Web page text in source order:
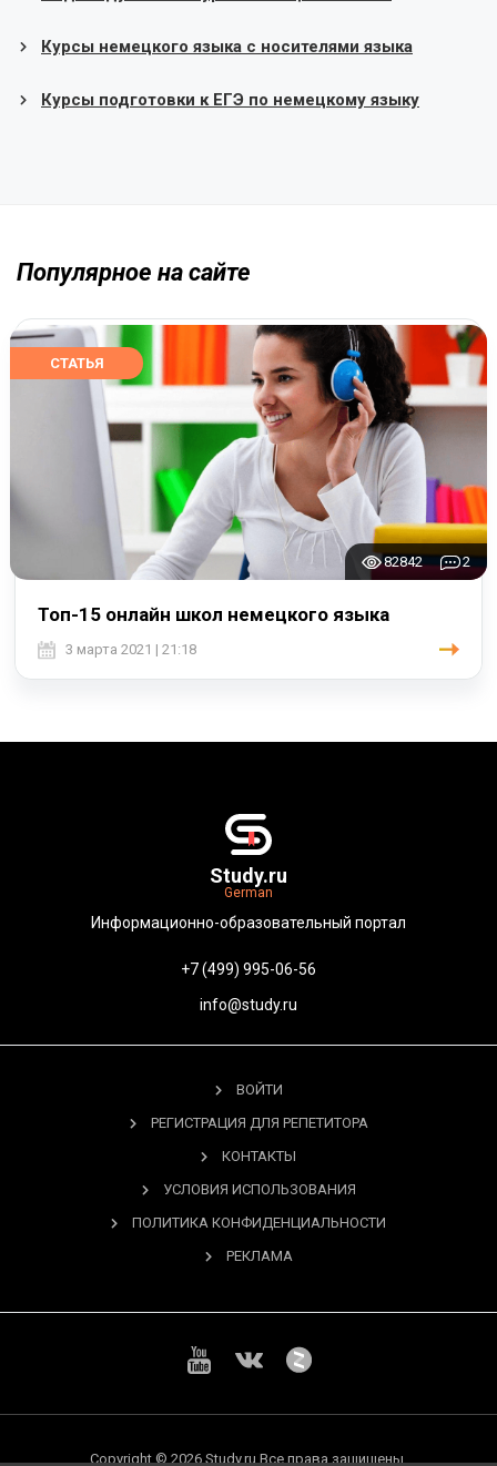
Курсы немецкого языка с носителями языка
Курсы подготовки к ЕГЭ по немецкому языку
Популярное на сайте
СТАТЬЯ
82842 2
Топ-15 онлайн школ немецкого языка
3 марта 2021 | 21:18
Study.ru
German
Информационно-образовательный портал
+7 (499) 995-06-56
info@study.ru
ВОЙТИ
РЕГИСТРАЦИЯ ДЛЯ РЕПЕТИТОРА
КОНТАКТЫ
УСЛОВИЯ ИСПОЛЬЗОВАНИЯ
ПОЛИТИКА КОНФИДЕНЦИАЛЬНОСТИ
РЕКЛАМА
Copyright © 2026 Study.ru Все права защищены.